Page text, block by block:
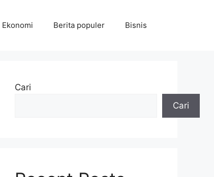
Ekonomi Berita populer Bisnis
Cari
Cari